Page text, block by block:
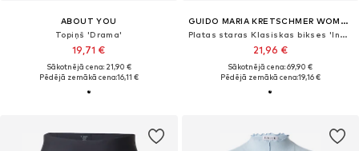
ABOUT YOU
Topiņš 'Drama'
19,71 €
Sākotnējā cena: 21,90 €
Pēdējā zemākā cena:16,11 €
GUIDO MARIA KRETSCHMER WOMEN
Platas staras Klasiskas bikses 'Inga'
21,96 €
Sākotnējā cena: 69,90 €
Pēdējā zemākā cena:19,16 €